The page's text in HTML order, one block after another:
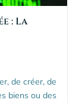
: La
de créer, de
biens ou des